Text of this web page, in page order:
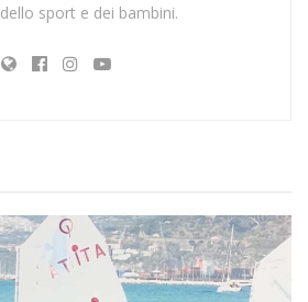
sport e dei bambini.